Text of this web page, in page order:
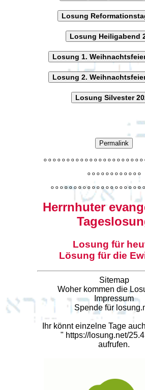
Losung
Losung Heiligabend
Losung 1.
Losung 2.
Losung Silvester
Permalink
o o o o o o o o o o o o o o o o o o o o o o
o o o o o o o o o o o o
o o o o o o o o o o o o o o o o o o o o o
Herrnhuter
Losung für
Lösung für die
Sitemap
Woher kommen die
Impressum
Spende für
Ihr könnt einzelne Tage
" https://losung.net/
aufrufen.